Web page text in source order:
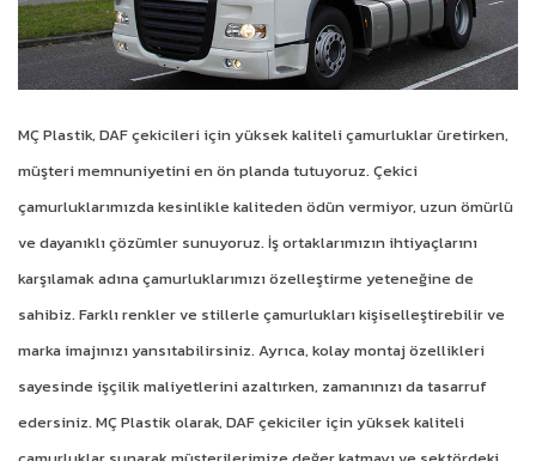
MÇ Plastik, DAF çekicileri için yüksek kaliteli çamurluklar üretirken,
müşteri memnuniyetini en ön planda tutuyoruz. Çekici
çamurluklarımızda kesinlikle kaliteden ödün vermiyor, uzun ömürlü
ve dayanıklı çözümler sunuyoruz. İş ortaklarımızın ihtiyaçlarını
karşılamak adına çamurluklarımızı özelleştirme yeteneğine de
sahibiz. Farklı renkler ve stillerle çamurlukları kişiselleştirebilir ve
marka imajınızı yansıtabilirsiniz. Ayrıca, kolay montaj özellikleri
sayesinde işçilik maliyetlerini azaltırken, zamanınızı da tasarruf
edersiniz. MÇ Plastik olarak, DAF çekiciler için yüksek kaliteli